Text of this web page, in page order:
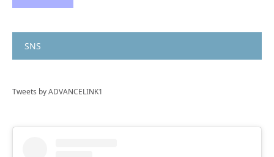
SNS
Tweets by ADVANCELINK1